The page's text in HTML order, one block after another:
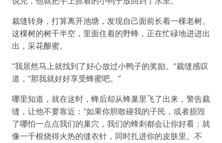
裁缝转身，打算离开池塘，发现自己面前长着一棵老树。
这棵树的树干半空，里面住着的野蜂，正在忙碌地进进出
出，采花酿蜜。
“我居然马上就找到了好心放过小鸭子的奖励。”裁缝感叹
道，“那我就好好享受蜂蜜吧。”
哪里知道，就在这时，蜂后却从蜂巢里飞了出来，警告裁
缝，让他不要靠近：“如果你胆敢碰我的子民，或者损毁
了哪怕一点点我们的巢穴，我们的蜂刺都会让你好看：就
像一千根烧得火热的缝衣针，同时扎进你的皮肤里。不